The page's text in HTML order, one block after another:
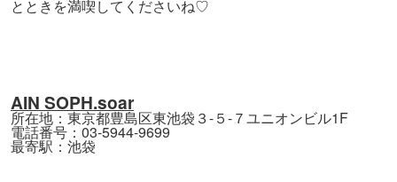
とときを満喫してくださいね♡
AIN SOPH.soar
所在地：東京都豊島区東池袋３-５-７ユニオンビル1F
電話番号：03-5944-9699
最寄駅：池袋